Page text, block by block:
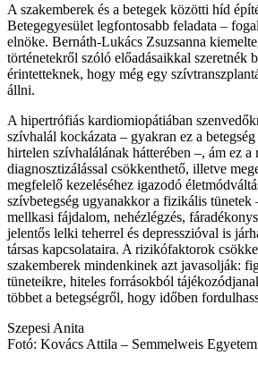
A szakemberek és a betegek közötti híd
Betegegyesület legfontosabb feladata –
elnöke. Bernáth-Lukács Zsuzsanna
történetekről szóló előadásaikkal szeretnék
érintetteknek, hogy még egy
állni.
A hipertrófiás kardiomiopátiában
szívhalál kockázata – gyakran ez a
hirtelen szívhalálának hátterében –, ám ez
diagnosztizálással csökkenthető, illetve
megfelelő kezeléséhez igazodó
szívbetegség ugyanakkor a fizikális tünetek
mellkasi fájdalom, nehézlégzés,
jelentős lelki teherrel és depresszióval is
társas kapcsolataira. A rizikófaktorok
szakemberek mindenkinek azt javasolják:
tüneteikre, hiteles forrásokból
többet a betegségről, hogy időben
Szepesi Anita
Fotó: Kovács Attila – Semmelweis Egyetem